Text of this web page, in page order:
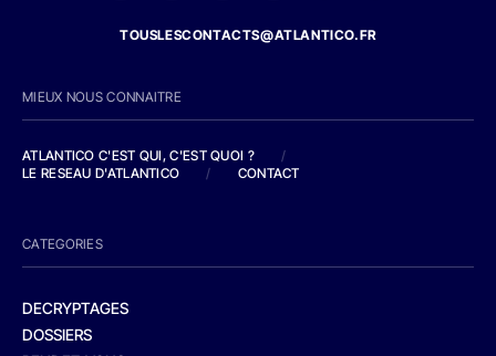
TOUSLESCONTACTS@ATLANTICO.FR
MIEUX NOUS CONNAITRE
ATLANTICO C'EST QUI, C'EST QUOI ?
/
LE RESEAU D'ATLANTICO
/ CONTACT
CATEGORIES
DECRYPTAGES
DOSSIERS